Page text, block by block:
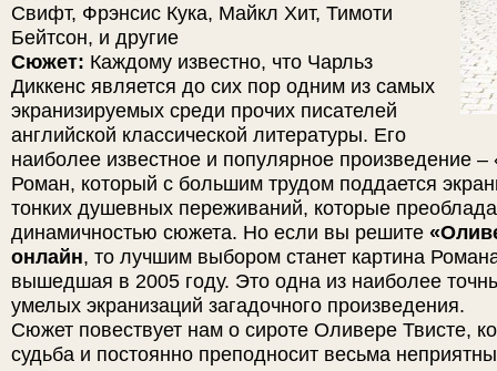
Свифт, Фрэнсис Кука, Майкл Хит, Тимоти
Бейтсон, и другие
Сюжет: Каждому известно, что Чарльз
Диккенс является до сих пор одним из самых
экранизируемых среди прочих писателей
английской классической литературы. Его
наиболее известное и популярное произведение
Роман, который с большим трудом поддается
тонких душевных переживаний, которые
динамичностью сюжета. Но если вы решите
онлайн, то лучшим выбором станет картина
вышедшая в 2005 году. Это одна из наиболее
умелых экранизаций загадочного произведения.
Сюжет повествует нам о сироте Оливере Твисте,
судьба и постоянно преподносит весьма